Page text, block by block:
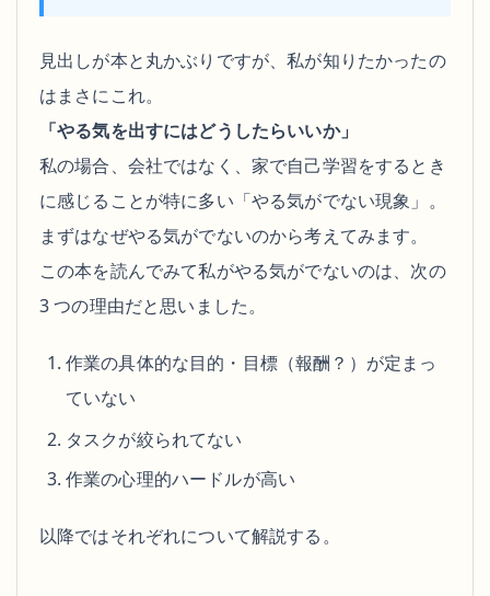
見出しが本と丸かぶりですが、私が知りたかったの
はまさにこれ。
「やる気を出すにはどうしたらいいか」
私の場合、会社ではなく、家で自己学習をするとき
に感じることが特に多い「やる気がでない現象」。
まずはなぜやる気がでないのから考えてみます。
この本を読んでみて私がやる気がでないのは、次の
3 つの理由だと思いました。
作業の具体的な目的・目標（報酬？）が定まっ
ていない
タスクが絞られてない
作業の心理的ハードルが高い
以降ではそれぞれについて解説する。